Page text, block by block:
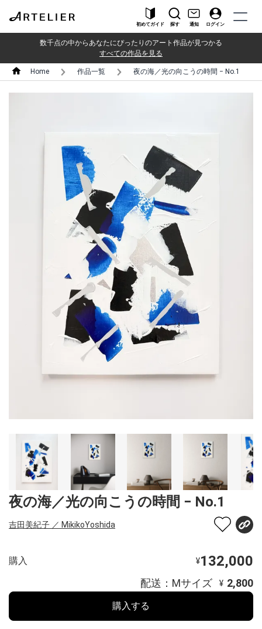
初めてガイド 探す 通知 ログイン
数千点の中からあなたにぴったりのアート作品が見つかる
すべての作品を見る
Home 作品一覧 夜の海／光の向こうの時間 − No.1
夜の海／光の向こうの時間 − No.1
吉田美紀子 ／ MikikoYoshida
購入 ¥132,000
配送：Mサイズ ¥ 2,800
購入する